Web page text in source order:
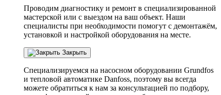
Проводим диагностику и ремонт в специализированной
мастерской или с выездом на ваш объект. Наши
специалисты при необходимости помогут с демонтажём,
установкой и настройкой оборудования на месте.
Закрыть
Специализируемся на насосном оборудовании Grundfos
и тепловой автоматике Danfoss, поэтому вы всегда
можете обратиться к нам за консультацией по подбору,